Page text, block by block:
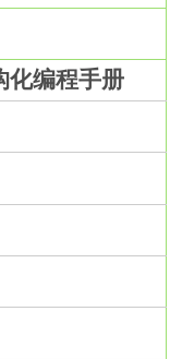
化编程手册